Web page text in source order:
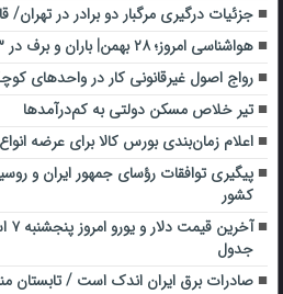
جزئیات درگیری مرگبار دو برادر در
هواشناسی امروز؛ ۲۸ بهمن| باران و برف در ۱۳ استان
رواج اصول غیرقانونی کار در واحدهای
تیر خلاص مسکن دولتی به کم‌درآمدها
اعلام زمان‌بندی بورس کالا برای عرضه
پیگیری توافقات رؤسای جمهور ایران و
کشور
جدول
صادرات برق ایران اندک است / تابستان